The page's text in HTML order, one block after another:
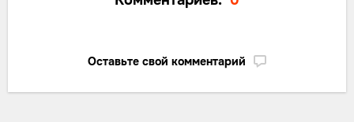
Оставьте свой комментарий